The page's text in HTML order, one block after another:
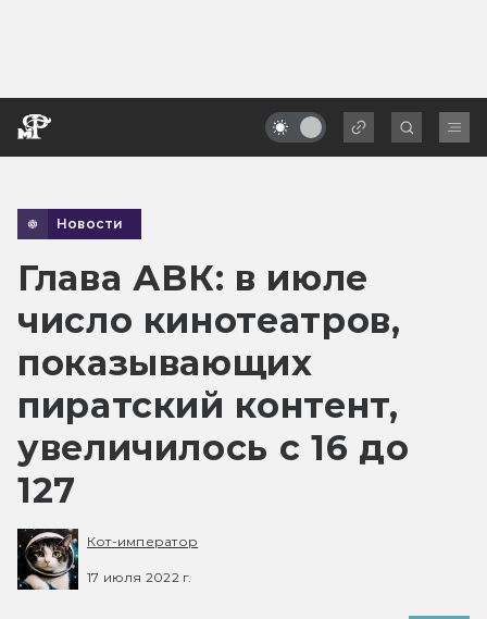
Новости
Глава АВК: в июле
число кинотеатров,
показывающих
пиратский контент,
увеличилось с 16 до
127
Кот-император
17 июля 2022 г.